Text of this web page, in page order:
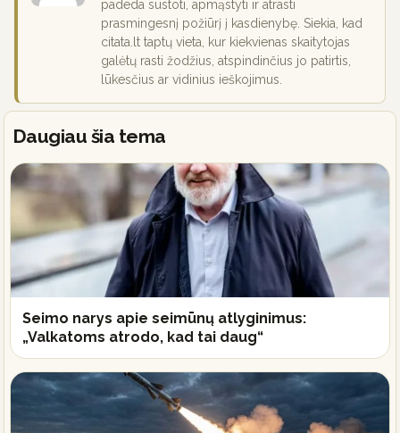
padeda sustoti, apmąstyti ir atrasti
prasmingesnį požiūrį į kasdienybę. Siekia, kad
citata.lt taptų vieta, kur kiekvienas skaitytojas
galėtų rasti žodžius, atspindinčius jo patirtis,
lūkesčius ar vidinius ieškojimus.
Daugiau šia tema
Seimo narys apie seimūnų atlyginimus:
„Valkatoms atrodo, kad tai daug“